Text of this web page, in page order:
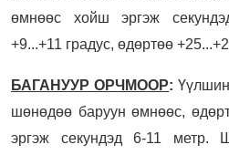
өмнөөс хойш эргэж
+9...+11 градус, өдөртөө
БАГАНУУР ОРЧМООР:
шөнөдөө баруун өмнөөс,
эргэж секундэд 6-11 метр.